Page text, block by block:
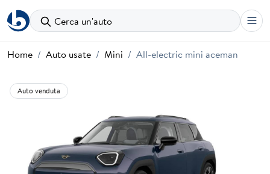
Cerca un'auto
Home Auto usate Mini All-electric mini aceman
Auto venduta